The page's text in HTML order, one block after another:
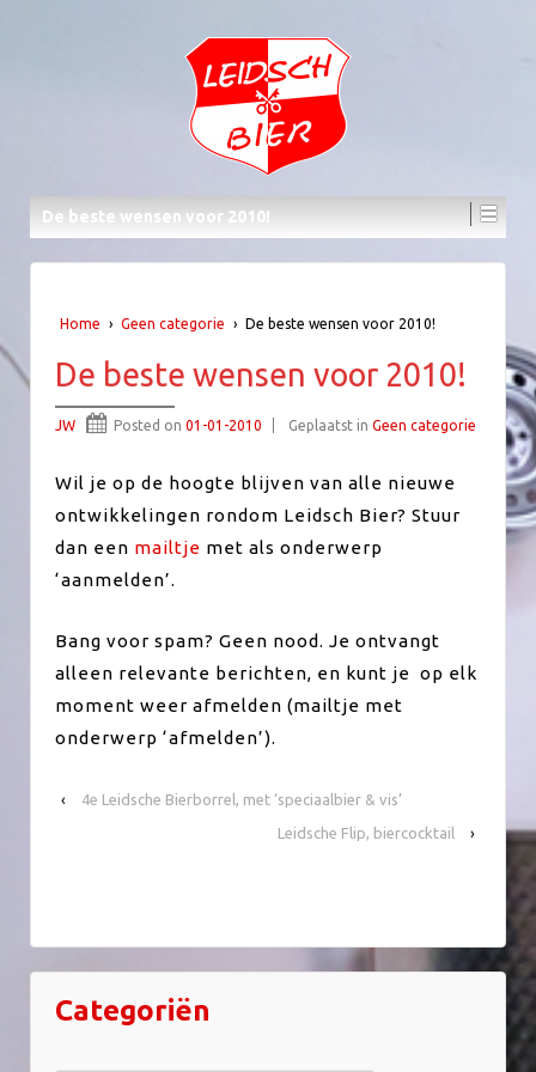
De beste wensen voor 2010!
Home › Geen categorie › De beste wensen voor 2010!
De beste wensen voor 2010!
JW Posted on 01-01-2010 Geplaatst in Geen categorie
Wil je op de hoogte blijven van alle nieuwe
ontwikkelingen rondom Leidsch Bier? Stuur
dan een mailtje met als onderwerp
‘aanmelden’.
Bang voor spam? Geen nood. Je ontvangt
alleen relevante berichten, en kunt je op elk
moment weer afmelden (mailtje met
onderwerp ‘afmelden’).
‹
4e Leidsche Bierborrel, met ‘speciaalbier & vis’
Leidsche Flip, biercocktail
›
Categoriën